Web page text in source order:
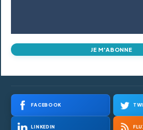
JE M'ABONNE
FACEBOOK
LINKEDIN